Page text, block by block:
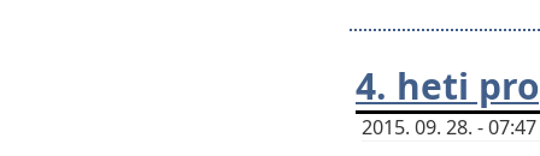
4. heti
2015. 09. 28. -